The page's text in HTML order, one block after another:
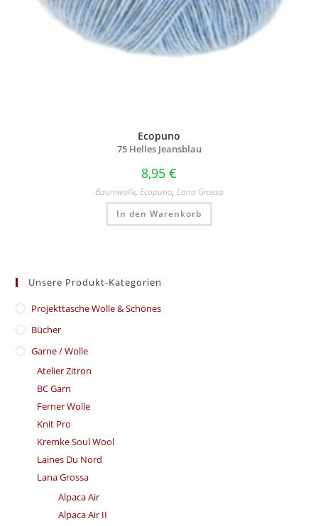
Ecopuno
75 Helles Jeansblau
8,95 €
Baumwolle, Ecopuno, Lana Grossa
In den Warenkorb
Unsere Produkt-Kategorien
​Projekttasche Wolle & Schönes
Bücher
Garne / Wolle
Atelier Zitron
BC Garn
Ferner Wolle
Knit Pro
Kremke Soul Wool
Laines Du Nord
Lana Grossa
Alpaca Air
Alpaca Air II